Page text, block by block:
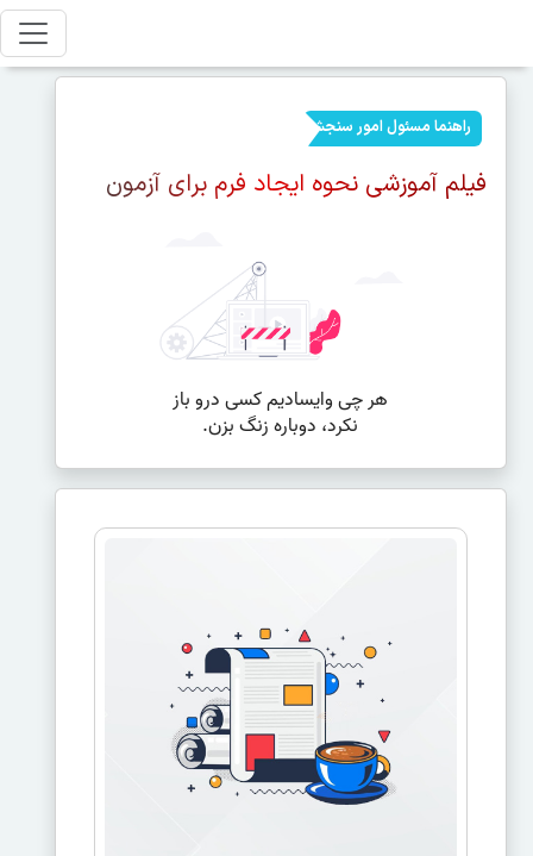
راهنما مسئول امور سنجش
فیلم آموزشی نحوه ایجاد فرم برای آزمون